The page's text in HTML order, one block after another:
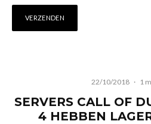
22/10/2018 · 1
SERVERS CALL OF
4 HEBBEN